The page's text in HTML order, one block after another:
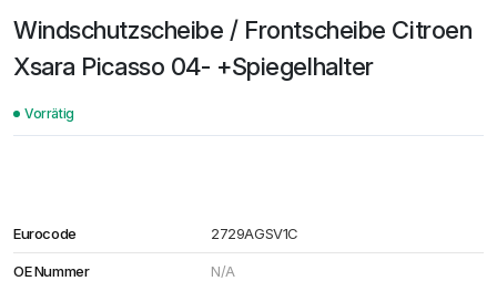
Windschutzscheibe / Frontscheibe Citroen
Xsara Picasso 04- +Spiegelhalter
Vorrätig
Eurocode 2729AGSV1C
OE Nummer N/A